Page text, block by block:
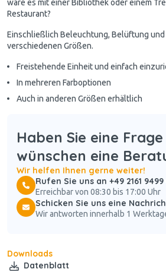
wäre es mit einer Bibliothek oder einem
Restaurant?
Einschließlich Beleuchtung, Belüftung
verschiedenen Größen.
Freistehende Einheit und einfach
In mehreren Farboptionen
Auch in anderen Größen erhältlich
Haben Sie eine
wünschen eine
Wir helfen Ihnen gerne weiter!
Rufen Sie uns an +49 2161
Erreichbar von 08:30 bis 17:00 Uhr
Schicken Sie uns eine
Wir antworten innerhalb 1
Downloads
Datenblatt